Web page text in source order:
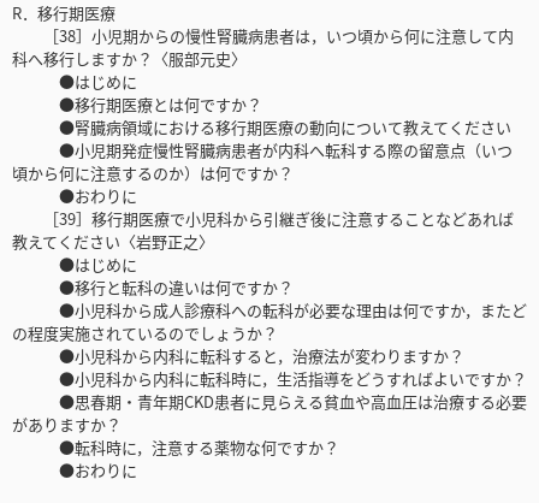
R．移行期医療
［38］小児期からの慢性腎臓病患者は，いつ頃から何に注意して内
科へ移行しますか？〈服部元史〉
●はじめに
●移行期医療とは何ですか？
●腎臓病領域における移行期医療の動向について教えてください
●小児期発症慢性腎臓病患者が内科へ転科する際の留意点（いつ
頃から何に注意するのか）は何ですか？
●おわりに
［39］移行期医療で小児科から引継ぎ後に注意することなどあれば
教えてください〈岩野正之〉
●はじめに
●移行と転科の違いは何ですか？
●小児科から成人診療科への転科が必要な理由は何ですか，またど
の程度実施されているのでしょうか？
●小児科から内科に転科すると，治療法が変わりますか？
●小児科から内科に転科時に，生活指導をどうすればよいですか？
●思春期・青年期CKD患者に見らえる貧血や高血圧は治療する必要
がありますか？
●転科時に，注意する薬物な何ですか？
●おわりに